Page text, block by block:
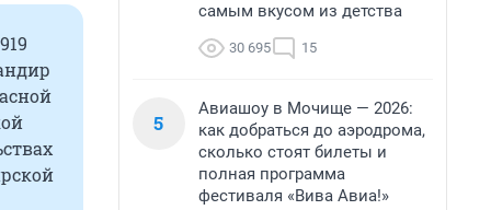
самым вкусом из детства
30 695 15
5
Авиашоу в Мочище — 2026:
как добраться до аэродрома,
сколько стоят билеты и
полная программа
фестиваля «Вива Авиа!»